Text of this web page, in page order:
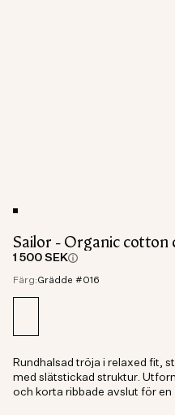
Sailor - Organic cotton
1 500 SEK
Färg:Grädde #016
Rundhalsad tröja i relaxed fit,
med slätstickad struktur.
och korta ribbade avslut för en